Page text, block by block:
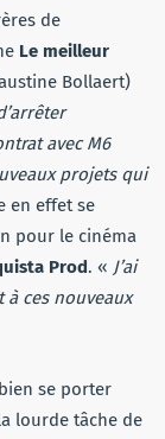
de
Le meilleur
Bollaert)
avec M6
projets qui
en effet se
pour le cinéma
Prod. « J’ai
ces nouveaux
se porter
lourde tâche de